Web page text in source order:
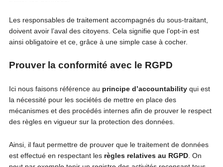
Les responsables de traitement accompagnés du sous-traitant,
doivent avoir l’aval des citoyens. Cela signifie que l’opt-in est
ainsi obligatoire et ce, grâce à une simple case à cocher.
Prouver la conformité avec le RGPD
Ici nous faisons référence au principe d’accountabilityqui est
la nécessité pour les sociétés de mettre en place des
mécanismes et des procédés internes afin de prouver le respect
des règles en vigueur sur la protection des données.
Ainsi, il faut permettre de prouver que le traitement de données
est effectué en respectant les règles relatives au RGPD. On